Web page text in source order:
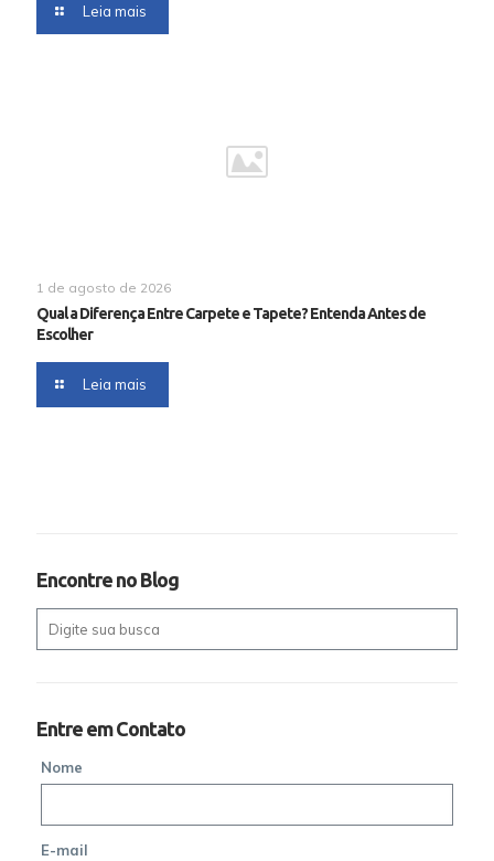
Leia mais
1 de agosto de 2026
Qual a Diferença Entre Carpete e Tapete? Entenda Antes de
Escolher
Leia mais
Encontre no Blog
Entre em Contato
Nome
E-mail